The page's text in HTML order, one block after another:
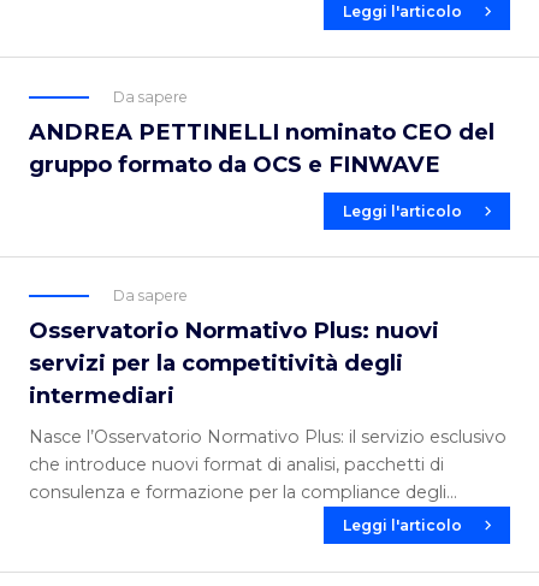
Leggi l'articolo
Da sapere
ANDREA PETTINELLI nominato CEO del
gruppo formato da OCS e FINWAVE
Leggi l'articolo
Da sapere
Osservatorio Normativo Plus: nuovi
servizi per la competitività degli
intermediari
Nasce l’Osservatorio Normativo Plus: il servizio esclusivo
che introduce nuovi format di analisi, pacchetti di
consulenza e formazione per la compliance degli
Leggi l'articolo